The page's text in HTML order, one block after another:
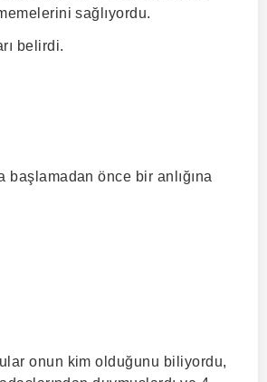
sağlıyordu.
belirdi.
başlamadan önce bir anlığına
onun kim olduğunu biliyordu,